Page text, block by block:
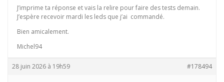
J’imprime ta réponse et vais la relire pour faire des tests demain.
J’espère recevoir mardi les leds que j’ai commandé.
Bien amicalement.
Michel94
28 juin 2026 à 19h59 #178494